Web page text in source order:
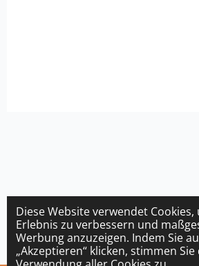
Diese Website verwendet Cookies,
Erlebnis zu verbessern und
Werbung anzuzeigen. Indem Sie
„Akzeptieren“ klicken, stimmen Sie